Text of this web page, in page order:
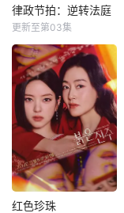
律政节拍：逆转法庭
更新至第03集
红色珍珠